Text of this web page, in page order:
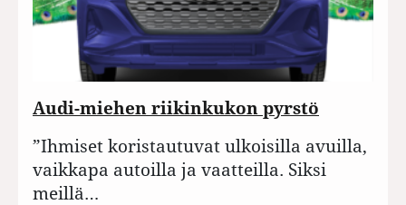
Audi-miehen riikinkukon pyrstö
”Ihmiset koristautuvat ulkoisilla avuilla,
vaikkapa autoilla ja vaatteilla. Siksi
meillä…